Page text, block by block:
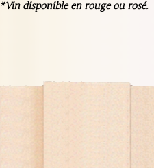
*Vin disponible en rouge ou rosé.